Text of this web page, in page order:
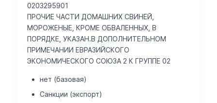
0203295901
ПРОЧИЕ ЧАСТИ ДОМАШНИХ СВИНЕЙ,
МОРОЖЕНЫЕ, КРОМЕ ОБВАЛЕННЫХ, В
ПОРЯДКЕ, УКАЗАН.В ДОПОЛНИТЕЛЬНОМ
ПРИМЕЧАНИИ ЕВРАЗИЙСКОГО
ЭКОНОМИЧЕСКОГО СОЮЗА 2 К ГРУППЕ 02
нет (базовая)
Санкции (экспорт)